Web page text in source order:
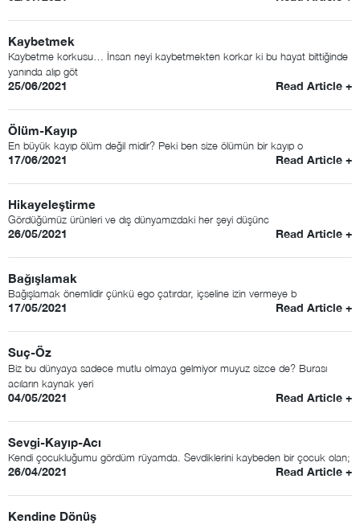
Kaybetmek
Kaybetme korkusu… İnsan neyi kaybetmekten korkar ki bu hayat bittiğinde
yanında alıp göt
25/06/2021 Read Article +
Ölüm-Kayıp
En büyük kayıp ölüm değil midir? Peki ben size ölümün bir kayıp o
17/06/2021 Read Article +
Hikayeleştirme
Gördüğümüz ürünleri ve dış dünyamızdaki her şeyi düşünc
26/05/2021 Read Article +
Bağışlamak
Bağışlamak önemlidir çünkü ego çatırdar, içseline izin vermeye b
17/05/2021 Read Article +
Suç-Öz
Biz bu dünyaya sadece mutlu olmaya gelmiyor muyuz sizce de? Burası
acıların kaynak yeri
04/05/2021 Read Article +
Sevgi-Kayıp-Acı
Kendi çocukluğumu gördüm rüyamda. Sevdiklerini kaybeden bir çocuk olan;
26/04/2021 Read Article +
Kendine Dönüş